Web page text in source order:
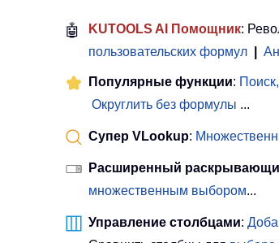
🤖 KUTOOLS AI Помощник:
пользовательских формул
Популярные функции:
Округлить без формулы ...
Супер VLookup:
Расширенный
множественным выбором...
Управление столбцами: